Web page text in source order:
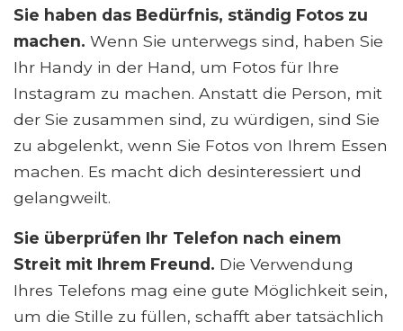
Sie haben das Bedürfnis, ständig Fotos zu
machen. Wenn Sie unterwegs sind, haben Sie
Ihr Handy in der Hand, um Fotos für Ihre
Instagram zu machen. Anstatt die Person, mit
der Sie zusammen sind, zu würdigen, sind Sie
zu abgelenkt, wenn Sie Fotos von Ihrem Essen
machen. Es macht dich desinteressiert und
gelangweilt.
Sie überprüfen Ihr Telefon nach einem
Streit mit Ihrem Freund. Die Verwendung
Ihres Telefons mag eine gute Möglichkeit sein,
um die Stille zu füllen, schafft aber tatsächlich